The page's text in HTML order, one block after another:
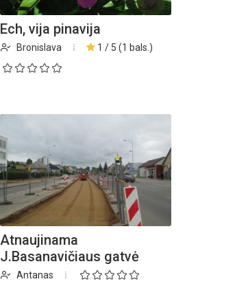
Ech, vija pinavija
Bronislava 1 / 5 (1 bals.)
Atnaujinama
J.Basanavičiaus gatvė
Antanas